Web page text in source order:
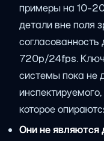
примеры на 10-20
детали вне поля
согласованность
720p/24fps.
системы пока не
которое
Они не являются